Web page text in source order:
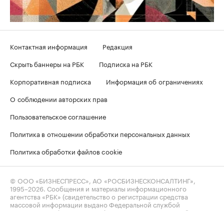
Контактная информация
Редакция
Скрыть баннеры на РБК
Подписка на РБК
Корпоративная подписка
Информация об ограничениях
О соблюдении авторских прав
Пользовательское соглашение
Политика в отношении обработки персональных данных
Политика обработки файлов cookie
© ООО «БИЗНЕСПРЕСС», АО «РОСБИЗНЕСКОНСАЛТИНГ»,
1995–2026. Сообщения и материалы информационного
агентства «РБК» (свидетельство о регистрации средства
массовой информации выдано Федеральной службой